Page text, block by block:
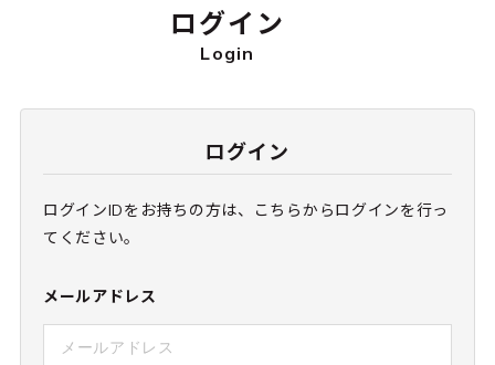
ログイン
Login
ログイン
ログインIDをお持ちの方は、こちらからログインを行っ
てください。
メールアドレス